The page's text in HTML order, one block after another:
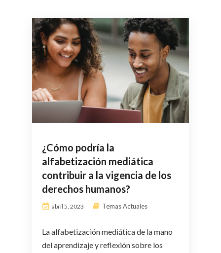
¿Cómo podría la
alfabetización mediática
contribuir a la vigencia de los
derechos humanos?
abril 5, 2023 Temas Actuales
La alfabetización mediática de la mano
del aprendizaje y reflexión sobre los